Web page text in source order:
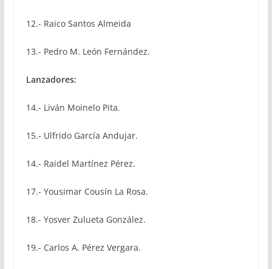
12.- Raico Santos Almeida
13.- Pedro M. León Fernández.
Lanzadores:
14.- Liván Moinelo Pita.
15.- Ulfrido García Andujar.
14.- Raidel Martínez Pérez.
17.- Yousimar Cousín La Rosa.
18.- Yosver Zulueta González.
19.- Carlos A. Pérez Vergara.